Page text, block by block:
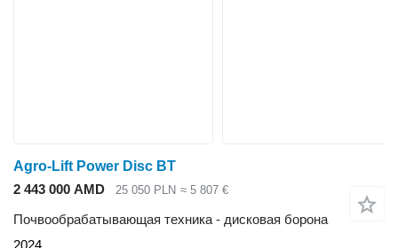
Agro-Lift Power Disc BT
2 443 000 AMD
25 050 PLN ≈ 5 807 €
Почвообрабатывающая техника - дисковая борона